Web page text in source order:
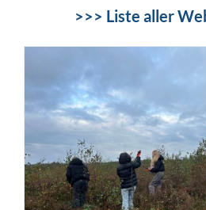
>>> Liste aller